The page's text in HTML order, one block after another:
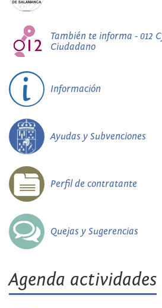
También te informa - 012
Ciudadano
Información
Ayudas y Subvenciones
Perfil de contratante
Quejas y Sugerencias
Agenda actividades